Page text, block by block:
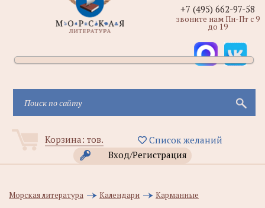
Корзина: тов.
Список желаний
Вход/Регистрация
+7 (495) 662-97-58
звоните нам Пн-Пт с 9
до 19
Морская литература Календари Карманные